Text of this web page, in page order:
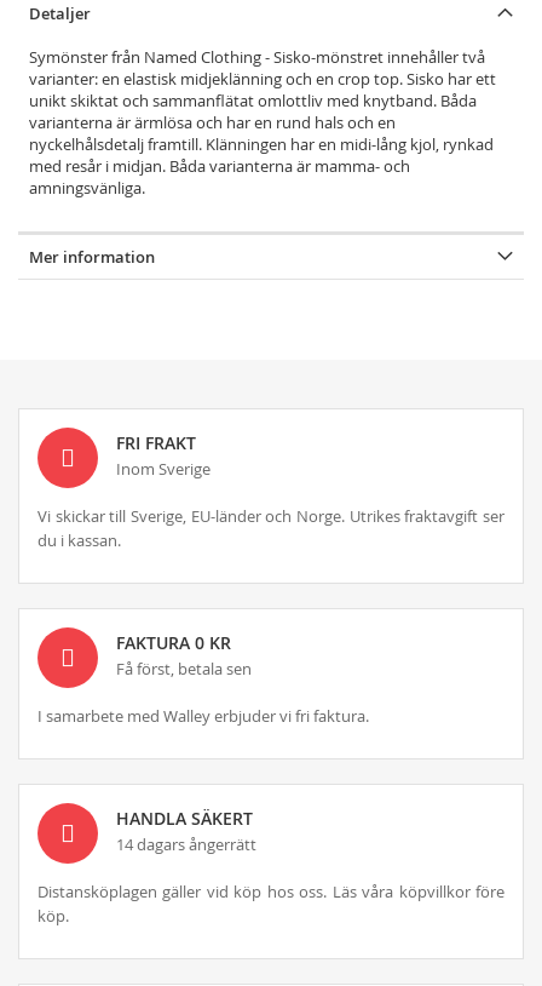
Detaljer
Symönster från Named Clothing - Sisko-mönstret innehåller två
varianter: en elastisk midjeklänning och en crop top. Sisko har ett
unikt skiktat och sammanflätat omlottliv med knytband. Båda
varianterna är ärmlösa och har en rund hals och en
nyckelhålsdetalj framtill. Klänningen har en midi-lång kjol, rynkad
med resår i midjan. Båda varianterna är mamma- och
amningsvänliga.
Mer information
FRI FRAKT
Inom Sverige
Vi skickar till Sverige, EU-länder och Norge. Utrikes fraktavgift ser
du i kassan.
FAKTURA 0 KR
Få först, betala sen
I samarbete med Walley erbjuder vi fri faktura.
HANDLA SÄKERT
14 dagars ångerrätt
Distansköplagen gäller vid köp hos oss. Läs våra köpvillkor före
köp.